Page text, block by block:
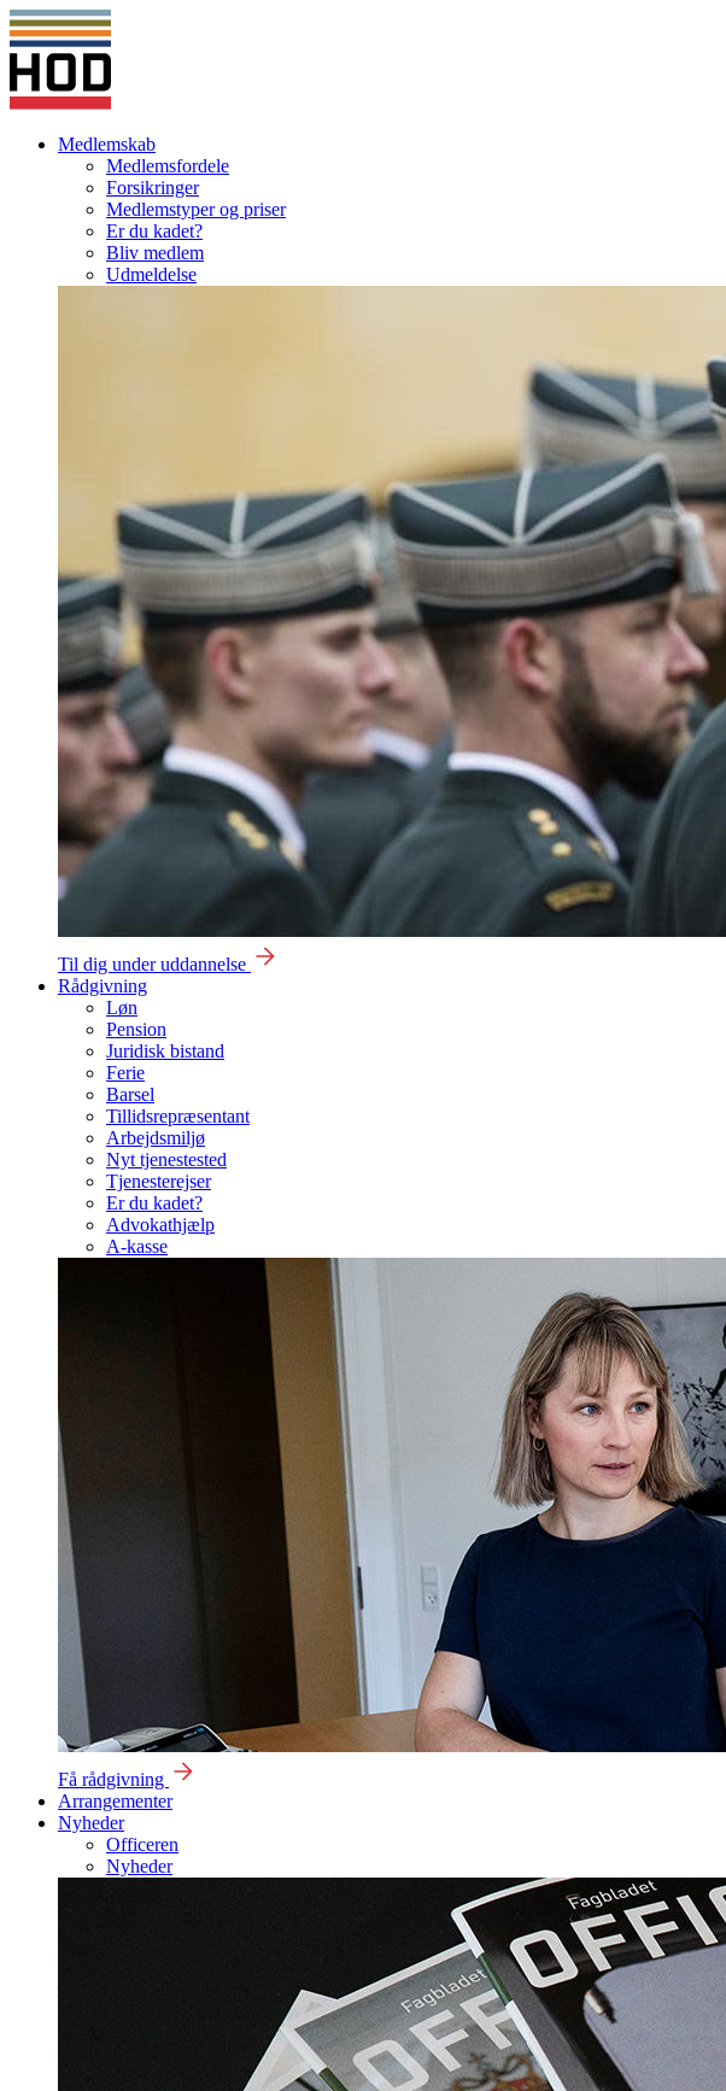
Medlemskab
Medlemsfordele
Forsikringer
Medlemstyper og priser
Er du kadet?
Bliv medlem
Udmeldelse
Til dig under uddannelse
Rådgivning
Løn
Pension
Juridisk bistand
Ferie
Barsel
Tillidsrepræsentant
Arbejdsmiljø
Nyt tjenestested
Tjenesterejser
Er du kadet?
Advokathjælp
A-kasse
Få rådgivning
Arrangementer
Nyheder
Officeren
Nyheder